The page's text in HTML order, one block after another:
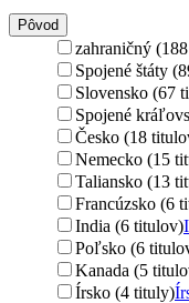
Pôvod
zahraničný
Spojené štáty
Slovensko (67
Spojené
Česko (18
Nemecko (15
Taliansko (13
Francúzsko (6
India (6 titulov)
Poľsko (6
Kanada (5
Írsko (4 tituly)